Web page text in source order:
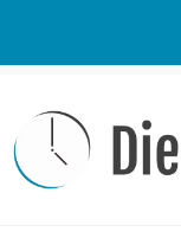
Kontakt / Tipp
Impressum